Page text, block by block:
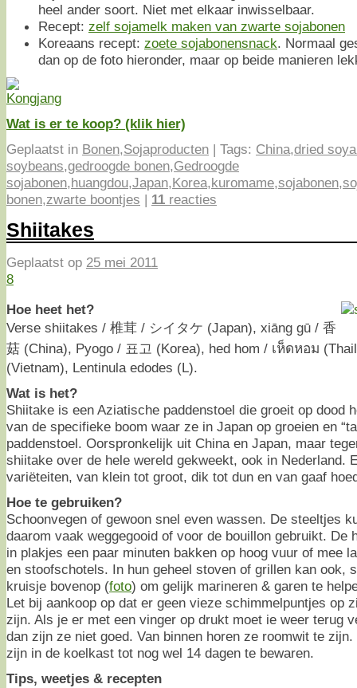
heel ander soort. Niet met elkaar inwisselbaar.
Recept: zelf sojamelk maken van zwarte sojabonen
Koreaans recept: zoete sojabonensnack. Normaal
dan op de foto hieronder, maar op beide manieren
Wat is er te koop? (klik hier)
Geplaatst in Bonen,Sojaproducten | Tags: China,dried
soybeans,gedroogde bonen,Gedroogde
sojabonen,huangdou,Japan,Korea,kuromame,sojabonen,
bonen,zwarte boontjes | 11 reacties
Shiitakes
Geplaatst op 25 mei 2011
8
Hoe heet het?
Verse shiitakes / 椎茸 / シイタケ (Japan), xiāng gū / 香
菇 (China), Pyogo / 표고 (Korea), hed hom / เห็ดหอม
(Vietnam), Lentinula edodes (L).
Wat is het?
Shiitake is een Aziatische paddenstoel die groeit op dood
van de specifieke boom waar ze in Japan op groeien en
paddenstoel. Oorspronkelijk uit China en Japan, maar
shiitake over de hele wereld gekweekt, ook in Nederland.
variëteiten, van klein tot groot, dik tot dun en van gaaf
Hoe te gebruiken?
Schoonvegen of gewoon snel even wassen. De steeltjes
daarom vaak weggegooid of voor de bouillon gebruikt. De
in plakjes een paar minuten bakken op hoog vuur of mee
en stoofschotels. In hun geheel stoven of grillen kan ook,
kruisje bovenop (foto) om gelijk marineren & garen te
Let bij aankoop op dat er geen vieze schimmelpuntjes op
zijn. Als je er met een vinger op drukt moet ie weer terug
dan zijn ze niet goed. Van binnen horen ze roomwit te
zijn in de koelkast tot nog wel 14 dagen te bewaren.
Tips, weetjes & recepten